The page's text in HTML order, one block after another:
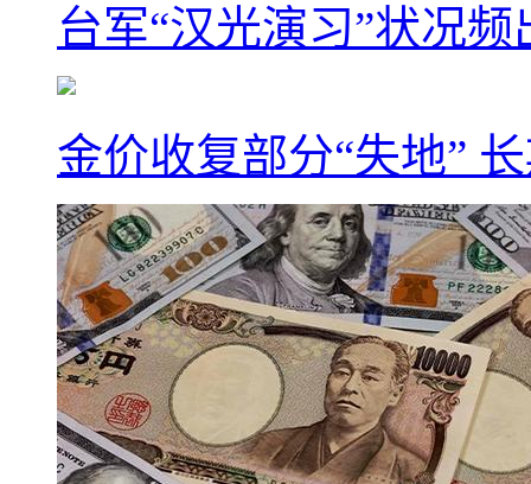
台军“汉光演习”状况
金价收复部分“失地”